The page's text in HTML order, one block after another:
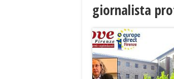
giornalista